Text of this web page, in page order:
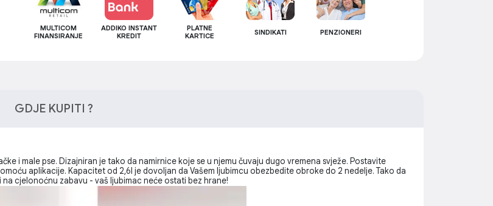
MULTICOM
FINANSIRANJE
ADDIKO INSTANT
KREDIT
PLATNE
KARTICE
SINDIKATI PENZIONERI
GDJE KUPITI ?
i male pse. Dizajniran je tako da namirnice koje se u njemu čuvaju dugo vremena svježe. Postavite
aplikacije. Kapacitet od 2,6l je dovoljan da Vašem ljubimcu obezbedite obroke do 2 nedelje. Tako da
cjelonoćnu zabavu - vaš ljubimac neće ostati bez hrane!